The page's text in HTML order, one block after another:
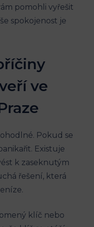
pomohli vyřešit
spokojenost je
ve
Pokud se
Existuje
k zaseknutým
řešení, která
klíč nebo